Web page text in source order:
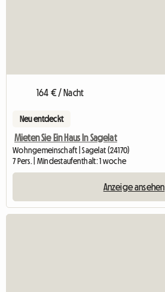
164 € / Nacht
Neu entdeckt
Mieten Sie Ein Haus In Sagelat
Wohngemeinschaft | Sagelat (24170)
7 Pers. | Mindestaufenthalt: 1 woche
Anzeige ansehen